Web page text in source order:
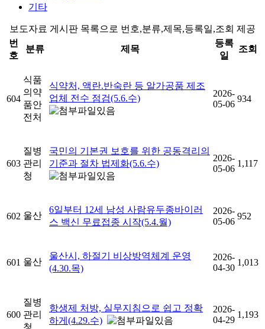
기타
보도자료 게시판 목록으로 번호,분류,제목,등록일,조회 제공
번
호
분류 제목
등록
일
조회
604
식품
의약
품안
전처
식약처, 액란.반숙란 등 알가공품 제조
업체 전수 점검(5.6.수)
2026-
05-06
934
603
질병
관리
청
국민의 기본권 보호를 위한 공동격리의
기준과 절차 법제화(5.6.수)
2026-
05-06
1,117
602 울산
6일부터 12세 남성 사람유두종바이러
스 백신 무료접종 시작(5.4.월)
2026-
05-06
952
601 울산
울산시, 하절기 비상방역체계 운영
(4.30.목)
2026-
04-30
1,013
600
질병
관리
청
항생제 처방, 실무지침으로 쉽고 정확
하게(4.29.수)
2026-
04-29
1,193